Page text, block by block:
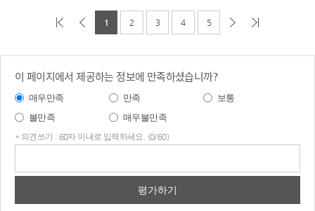
1 2 3 4 5
이 페이지에서 제공하는 정보에 만족하셨습니까?
매우만족 만족
보통
불만족
매우불만족
* 의견쓰기 : 60자 이내로 입력하세요. (0/60)